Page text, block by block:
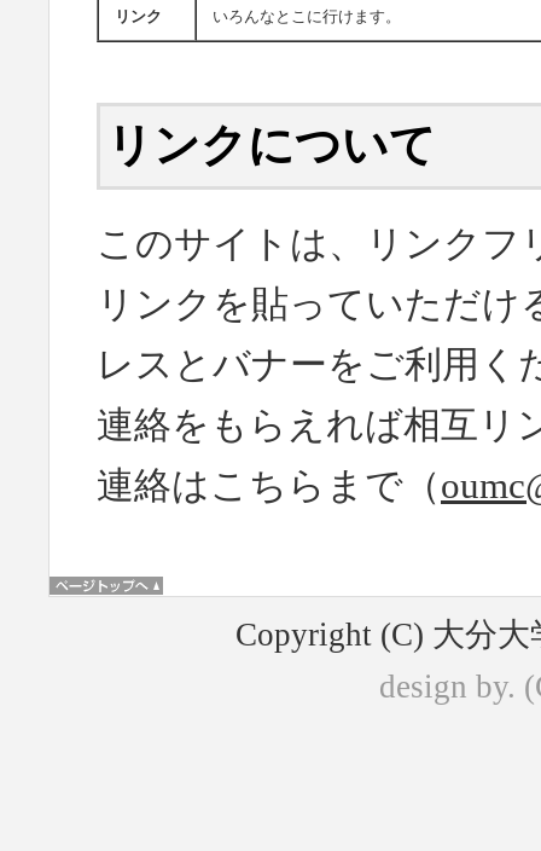
リンク いろんなとこに行けます。
リンクについて
このサイトは、リンクフ
リンクを貼っていただけ
レスとバナーをご利用く
連絡をもらえれば相互リ
連絡はこちらまで（
Copyright (C) 大分
design by.